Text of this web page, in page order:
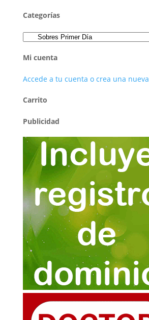
original
3,90€.
actual
1,90€.
Categorías
Mi cuenta
Accede a tu cuenta o crea una nueva
Carrito
Publicidad